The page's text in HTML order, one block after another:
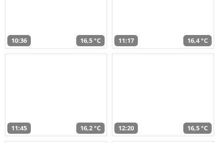
10:36 16,5 °C 11:17 16,4 °C
11:45 16,2 °C 12:20 16,5 °C